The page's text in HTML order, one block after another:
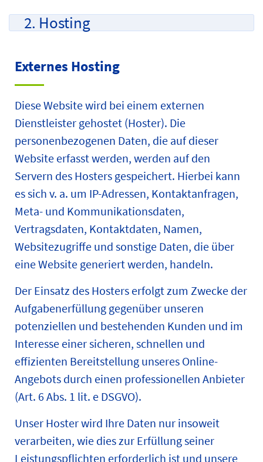
2. Hosting
Externes Hosting
Diese Website wird bei einem externen
Dienstleister gehostet (Hoster). Die
personenbezogenen Daten, die auf dieser
Website erfasst werden, werden auf den
Servern des Hosters gespeichert. Hierbei kann
es sich v. a. um IP-Adressen, Kontaktanfragen,
Meta- und Kommunikationsdaten,
Vertragsdaten, Kontaktdaten, Namen,
Websitezugriffe und sonstige Daten, die über
eine Website generiert werden, handeln.
Der Einsatz des Hosters erfolgt zum Zwecke der
Aufgabenerfüllung gegenüber unseren
potenziellen und bestehenden Kunden und im
Interesse einer sicheren, schnellen und
effizienten Bereitstellung unseres Online-
Angebots durch einen professionellen Anbieter
(Art. 6 Abs. 1 lit. e DSGVO).
Unser Hoster wird Ihre Daten nur insoweit
verarbeiten, wie dies zur Erfüllung seiner
Leistungspflichten erforderlich ist und unsere